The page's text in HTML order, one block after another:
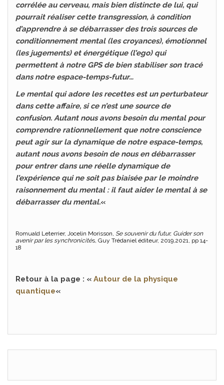
corrélée au cerveau, mais bien distincte de lui, qui
pourrait réaliser cette transgression, à condition
d’apprendre à se débarrasser des trois sources de
conditionnement mental (les croyances), émotionnel
(les jugements) et énergétique (l’ego) qui
permettent à notre GPS de bien stabiliser son tracé
dans notre espace-temps-futur…
Le mental qui adore les recettes est un perturbateur
dans cette affaire, si ce n’est une source de
confusion. Autant nous avons besoin du mental pour
comprendre rationnellement que notre conscience
peut agir sur la dynamique de notre espace-temps,
autant nous avons besoin de nous en débarrasser
pour entrer dans une réelle dynamique de
l’expérience qui ne soit pas biaisée par le moindre
raisonnement du mental : il faut aider le mental à se
débarrasser du mental.«
Romuald Leterrier, Jocelin Morisson, Se souvenir du futur, Guider son
avenir par les synchronicités, Guy Trédaniel éditeur, 2019,2021, pp 14-
18
Retour à la page : « Autour de la physique
quantique«